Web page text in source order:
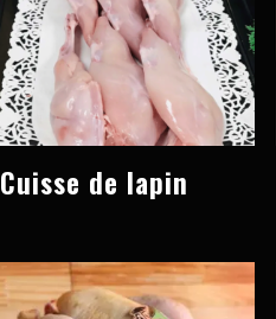
Cuisse de lapin